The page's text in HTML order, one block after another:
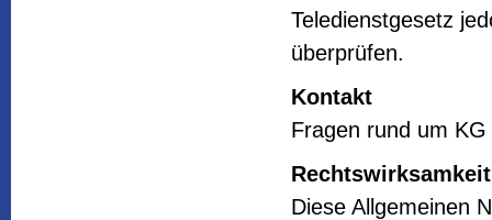
Teledienstgesetz
überprüfen.
Kontakt
Fragen rund um
Rechtswirksamkeit
Diese Allgemeinen